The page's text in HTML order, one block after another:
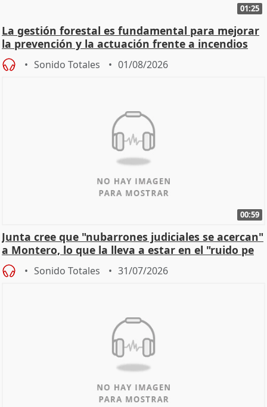
01:25
La gestión forestal es fundamental para mejorar
la prevención y la actuación frente a incendios
Sonido Totales 01/08/2026
00:59
Junta cree que "nubarrones judiciales se acercan"
a Montero, lo que la lleva a estar en el "ruido pe
Sonido Totales 31/07/2026